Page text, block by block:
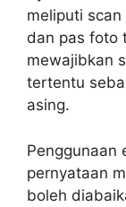
meliputi
dan pas foto
mewajibkan
tertentu
asing.
Penggunaan
pernyataan
boleh